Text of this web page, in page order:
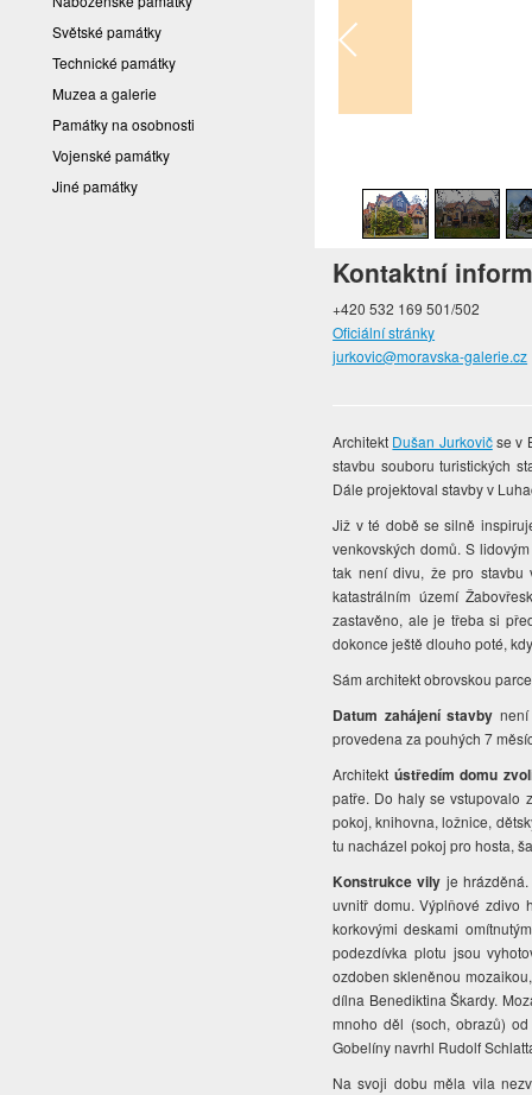
Světské památky
Technické památky
Muzea a galerie
Památky na osobnosti
Vojenské památky
Jiné památky
Kontaktní
+420 532 169 501/502
Oficiální stránky
jurkovic@moravska-galerie.cz
Architekt Dušan Jurkovičse v
stavbu souboru turistických
Dále projektoval stavby v
Již v té době se silně
venkovských domů. S
tak není divu, že pro stavbu
katastrálním území
zastavěno, ale je třeba si
dokonce ještě dlouho poté,
Sám architekt obrovskou
Datum zahájení stavby
provedena za pouhých 7
Architekt ústředím domu
patře. Do haly se vstupovalo
pokoj, knihovna, ložnice,
tu nacházel pokoj pro hosta,
Konstrukce vily je
uvnitř domu. Výplňové zdivo
korkovými deskami
podezdívka plotu jsou
ozdoben skleněnou
dílna Benediktina Škardy.
mnoho děl (soch, obrazů)
Gobelíny navrhl Rudolf
Na svoji dobu měla vila